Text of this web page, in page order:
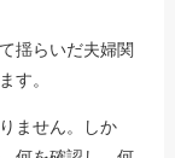
揺らいだ夫婦関
す。
ません。しか